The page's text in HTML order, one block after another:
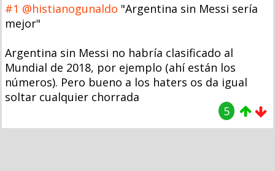
#1 @histianogunaldo "Argentina sin Messi sería
mejor"
Argentina sin Messi no habría clasificado al
Mundial de 2018, por ejemplo (ahí están los
números). Pero bueno a los haters os da igual
soltar cualquier chorrada
5